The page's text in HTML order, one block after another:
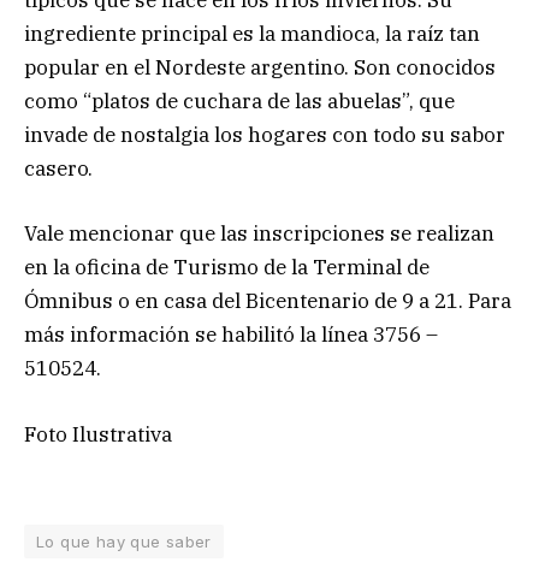
ingrediente principal es la mandioca, la raíz tan
popular en el Nordeste argentino. Son conocidos
como “platos de cuchara de las abuelas”, que
invade de nostalgia los hogares con todo su sabor
casero.
Vale mencionar que las inscripciones se realizan
en la oficina de Turismo de la Terminal de
Ómnibus o en casa del Bicentenario de 9 a 21. Para
más información se habilitó la línea 3756 –
510524.
Foto Ilustrativa
Lo que hay que saber